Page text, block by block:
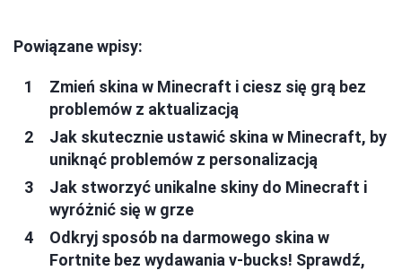
Powiązane wpisy:
Zmień skina w Minecraft i ciesz się grą bez
problemów z aktualizacją
Jak skutecznie ustawić skina w Minecraft, by
uniknąć problemów z personalizacją
Jak stworzyć unikalne skiny do Minecraft i
wyróżnić się w grze
Odkryj sposób na darmowego skina w
Fortnite bez wydawania v-bucks! Sprawdź,